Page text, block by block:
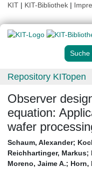
KIT | KIT-Bibliothek |
Suche
Repository KITopen
Observer
equation:
wafer
Schaum, Alexander;
Reichhartinger, Markus;
Moreno, Jaime A.; Horn,